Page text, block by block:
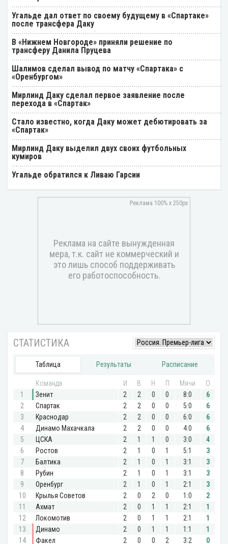
Угальде дал ответ по своему будущему в «Спартаке»
после трансфера Даку
В «Нижнем Новгороде» приняли решение по
трансферу Данила Пруцева
Шалимов сделал вывод по матчу «Спартака» с
«Оренбургом»
Мирлинд Даку сделал первое заявление после
перехода в «Спартак»
Стало известно, когда Даку может дебютировать за
«Спартак»
Мирлинд Даку выделил двух своих футбольных
кумиров
Угальде обратился к Ливаю Гарсии